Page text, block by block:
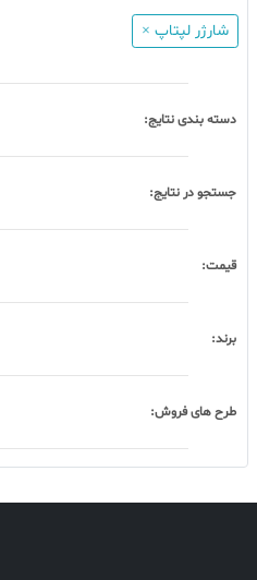
شارژر لپتاپ ×
دسته بندی نتایج:
جستجو در نتایج:
قیمت:
برند:
طرح های فروش: